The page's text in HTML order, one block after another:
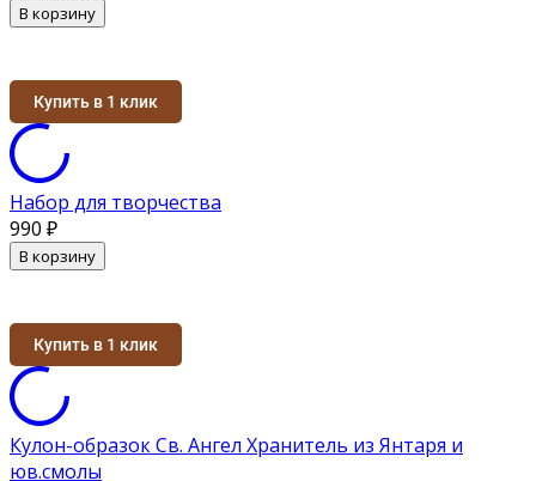
В корзину
Купить в 1 клик
Набор для творчества
990 ₽
В корзину
Купить в 1 клик
Кулон-образок Св. Ангел Хранитель из Янтаря и
юв.смолы